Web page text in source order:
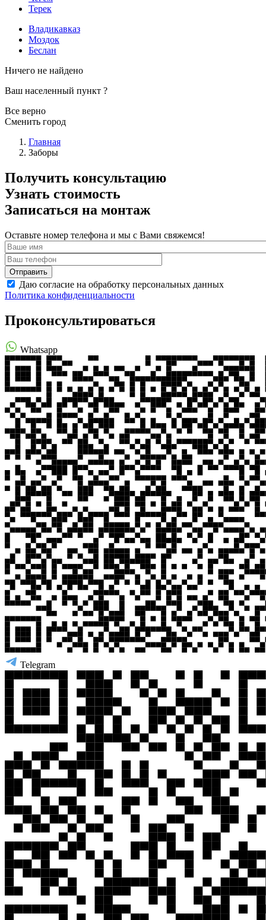
Терек
Владикавказ
Моздок
Беслан
Ничего не найдено
Ваш населенный пункт ?
Все верно
Сменить город
Главная
Заборы
Получить консультацию
Узнать стоимость
Записаться на монтаж
Оставьте номер телефона и мы с Вами свяжемся!
Даю согласие на обработку персональных данных
Политика конфиденциальности
Проконсультироваться
Whatsapp
Telegram